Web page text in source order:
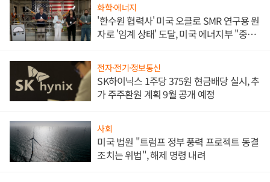
화학·에너지
'한수원 협력사' 미국 오클로 SMR 연구용 원
자로 '임계 상태' 도달, 미국 에너지부 "중요
전자·전기·정보통신
SK하이닉스 1주당 375원 현금배당 실시, 추
가 주주환원 계획 9월 공개 예정
사회
미국 법원 "트럼프 정부 풍력 프로젝트 동결
조치는 위법", 해제 명령 내려